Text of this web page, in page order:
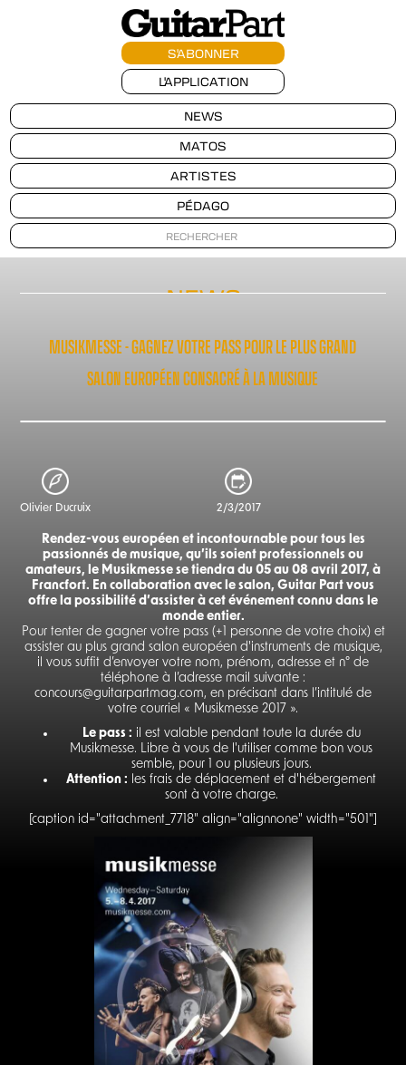
S'ABONNER
L'APPLICATION
NEWS
MATOS
ARTISTES
PÉDAGO
NEWS
MUSIKMESSE - GAGNEZ VOTRE PASS POUR LE PLUS GRAND
SALON EUROPÉEN CONSACRÉ À LA MUSIQUE
Olivier Ducruix 2/3/2017
Rendez-vous européen et incontournable pour tous les
passionnés de musique, qu’ils soient professionnels ou
amateurs, le Musikmesse se tiendra du 05 au 08 avril 2017, à
Francfort. En collaboration avec le salon, Guitar Part vous
offre la possibilité d’assister à cet événement connu dans le
monde entier.
Pour tenter de gagner votre pass (+1 personne de votre choix) et
assister au plus grand salon européen d'instruments de musique,
il vous suffit d’envoyer votre nom, prénom, adresse et n° de
téléphone à l’adresse mail suivante :
concours@guitarpartmag.com, en précisant dans l’intitulé de
votre courriel « Musikmesse 2017 ».
Le pass : il est valable pendant toute la durée du
Musikmesse. Libre à vous de l'utiliser comme bon vous
semble, pour 1 ou plusieurs jours.
Attention : les frais de déplacement et d'hébergement
sont à votre charge.
[caption id="attachment_7718" align="alignnone" width="501"]